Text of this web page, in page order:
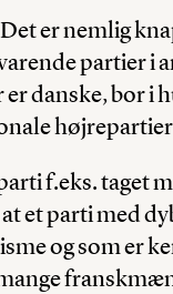
er nemlig
partier i
danske, bor i
f.eks. taget
et parti med
og som er